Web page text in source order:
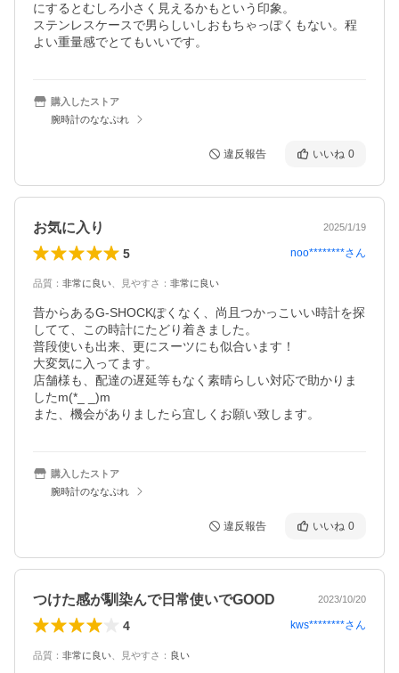
にするとむしろ小さく見えるかもという印象。
ステンレスケースで男らしいしおもちゃっぽくもない。程
よい重量感でとてもいいです。
購入したストア
腕時計のななぷれ
違反報告 いいね 0
お気に入り 2025/1/19
5 noo********さん
品質 ： 非常に良い 見やすさ ： 非常に良い
昔からあるG-SHOCKぽくなく、尚且つかっこいい時計を探
してて、この時計にたどり着きました。
普段使いも出来、更にスーツにも似合います！
大変気に入ってます。
店舗様も、配達の遅延等もなく素晴らしい対応で助かりま
したm(*_ _)m
また、機会がありましたら宜しくお願い致します。
購入したストア
腕時計のななぷれ
違反報告 いいね 0
つけた感が馴染んで日常使いでGOOD 2023/10/20
4 kws********さん
品質 ： 非常に良い 見やすさ ： 良い